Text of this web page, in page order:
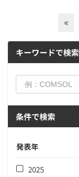
キーワードで検索
条件で検索
発表年
2025
«